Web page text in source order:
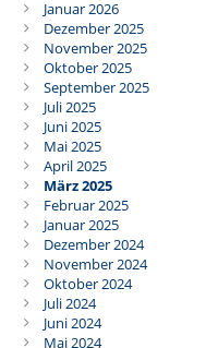
Januar 2026
Dezember 2025
November 2025
Oktober 2025
September 2025
Juli 2025
Juni 2025
Mai 2025
April 2025
März 2025
Februar 2025
Januar 2025
Dezember 2024
November 2024
Oktober 2024
Juli 2024
Juni 2024
Mai 2024